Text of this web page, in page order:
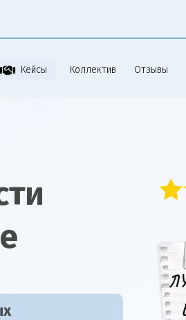
Кейсы Коллектив Отзывы